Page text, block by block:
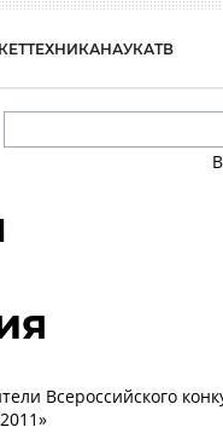
ТЕХНИКАНАУКАТВ
Всероссийского